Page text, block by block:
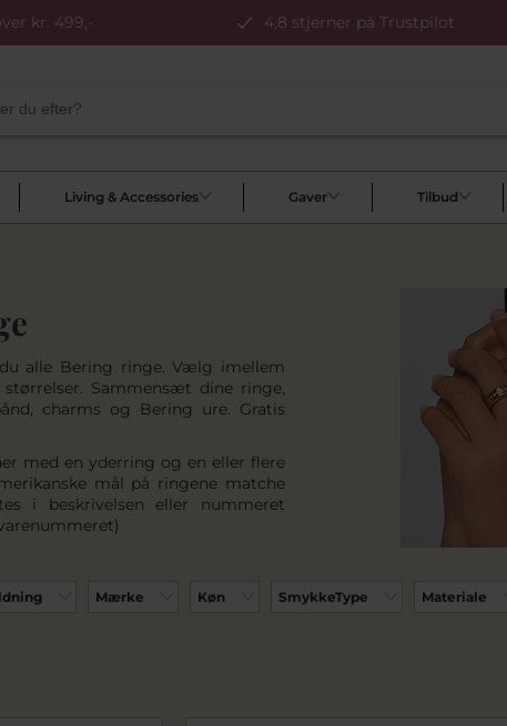
kr. 499,- 4,8 stjerner på Trustpilot
Living & Accessories Gaver Tilbud
alle Bering ringe. Vælg imellem
Sammensæt dine ringe,
charms og Bering ure. Gratis
med en yderring og en eller flere
mål på ringene matche
i beskrivelsen eller nummeret
Mærke Køn SmykkeType Materiale